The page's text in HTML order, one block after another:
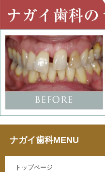
ナガイ歯科MENU
トップページ